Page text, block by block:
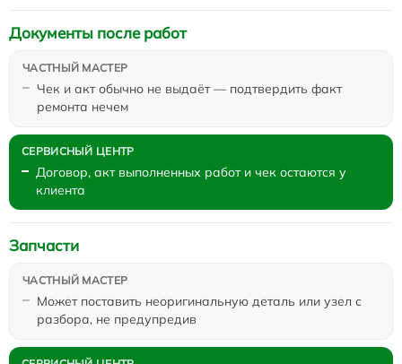
Чек и акт обычно не выдаёт — подтвердить факт
ремонта нечем
Документы после работ
Договор, акт выполненных работ и чек остаются у
клиента
Может поставить неоригинальную деталь или узел с
разбора, не предупредив
Запчасти